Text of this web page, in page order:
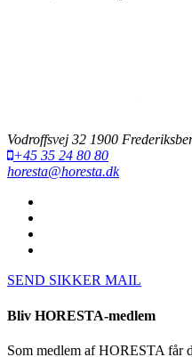
Vodroffsvej 32 1900
+45 35 24 80 80
horesta@horesta.dk
SEND SIKKER MAIL
Bliv HORESTA-medlem
Som medlem af HORESTA får